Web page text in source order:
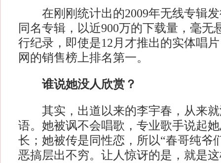
在刚刚统计出的2009年无线专辑发
同名专辑，以近900万的下载量，毫无
行纪录，即使是12月才推出的实体唱
网的销售榜上排名第一。
谁说她没人欣赏？
其实，出道以来的李宇春，从来就
语。她被讽不会唱歌，专业歌手说起
长；她被传是同性恋，所以“春哥纯爷
恶搞层出不穷。让人惊讶的是，就是